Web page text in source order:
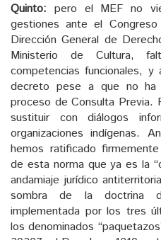
Quinto: pero el MEF no
gestiones ante el
Dirección General de
Ministerio de Cultura,
competencias funcionales,
decreto pese a que no ha
proceso de Consulta Previa.
sustituir con diálogos
organizaciones indígenas.
hemos ratificado
de esta norma que ya es la
andamiaje jurídico
sombra de la doctrina
implementada por los tres
los denominados